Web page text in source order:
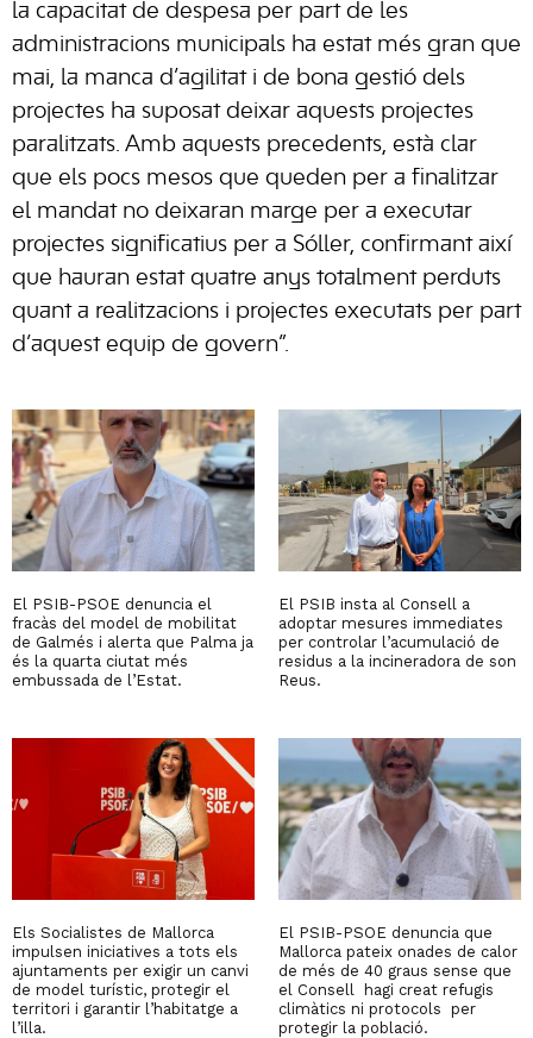
la capacitat de despesa per part de les
administracions municipals ha estat més gran que
mai, la manca d’agilitat i de bona gestió dels
projectes ha suposat deixar aquests projectes
paralitzats. Amb aquests precedents, està clar
que els pocs mesos que queden per a finalitzar
el mandat no deixaran marge per a executar
projectes significatius per a Sóller, confirmant així
que hauran estat quatre anys totalment perduts
quant a realitzacions i projectes executats per part
d’aquest equip de govern”.
El PSIB-PSOE denuncia el
fracàs del model de mobilitat
de Galmés i alerta que Palma ja
és la quarta ciutat més
embussada de l’Estat.
El PSIB insta al Consell a
adoptar mesures immediates
per controlar l’acumulació de
residus a la incineradora de son
Reus.
Els Socialistes de Mallorca
impulsen iniciatives a tots els
ajuntaments per exigir un canvi
de model turístic, protegir el
territori i garantir l’habitatge a
l’illa.
El PSIB-PSOE denuncia que
Mallorca pateix onades de calor
de més de 40 graus sense que
el Consell hagi creat refugis
climàtics ni protocols per
protegir la població.